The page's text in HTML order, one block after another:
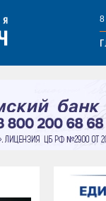
8